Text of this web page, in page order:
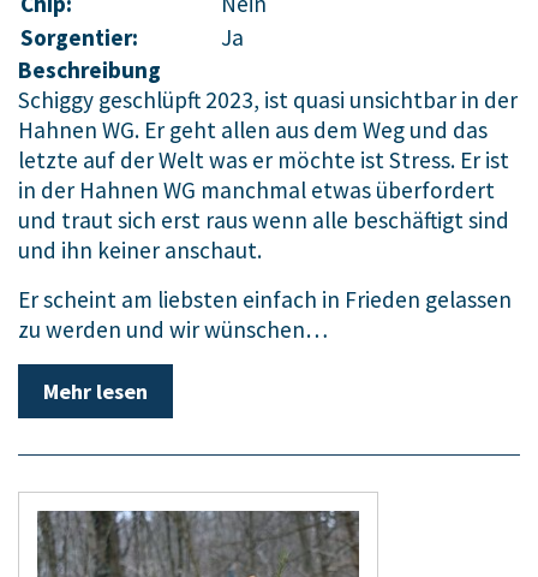
Sorgentier:
Ja
Beschreibung
Schiggy geschlüpft 2023, ist quasi unsichtbar in der
Hahnen WG. Er geht allen aus dem Weg und das
letzte auf der Welt was er möchte ist Stress. Er ist
in der Hahnen WG manchmal etwas überfordert
und traut sich erst raus wenn alle beschäftigt sind
und ihn keiner anschaut.
Er scheint am liebsten einfach in Frieden gelassen
zu werden und wir wünschen…
Mehr lesen